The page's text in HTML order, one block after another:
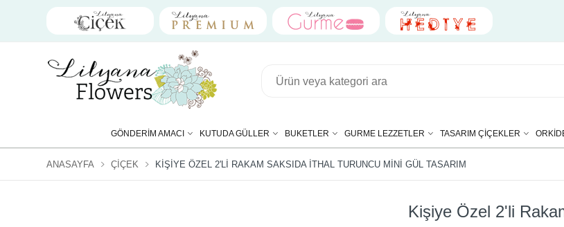
GÖNDERIM AMACI KUTUDA GÜLLER BUKETLER GURME LEZZETLER TASARIM ÇIÇEKLER
ANASAYFA ÇIÇEK KIŞIYE ÖZEL 2'LI RAKAM SAKSIDA İTHAL TURUNCU MINI GÜL TASARIM
Kişiye Özel 2'li